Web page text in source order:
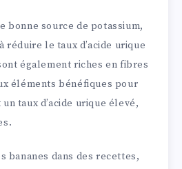
bonne source de potassium,
réduire le taux d’acide urique
également riches en fibres
éléments bénéfiques pour
taux d’acide urique élevé,
bananes dans des recettes,